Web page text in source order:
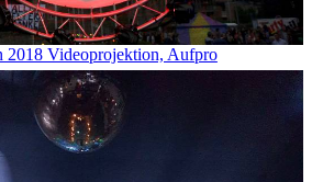
2018 Videoprojektion, Aufpro